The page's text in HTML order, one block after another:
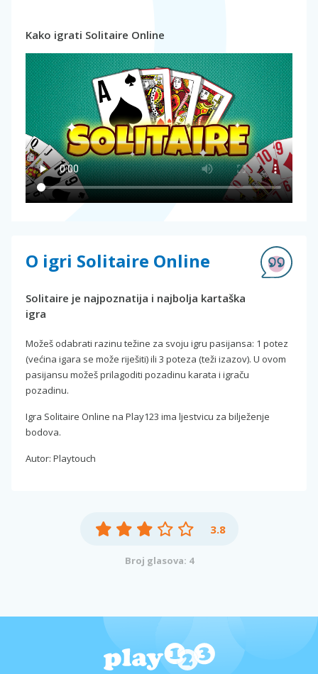
Kako igrati Solitaire Online
O igri Solitaire Online
Solitaire je najpoznatija i najbolja kartaška
igra
Možeš odabrati razinu težine za svoju igru pasijansa: 1 potez
(većina igara se može riješiti) ili 3 poteza (teži izazov). U ovom
pasijansu možeš prilagoditi pozadinu karata i igraču
pozadinu.
Igra Solitaire Online na Play123 ima ljestvicu za bilježenje
bodova.
Autor: Playtouch
3.8
Broj glasova: 4